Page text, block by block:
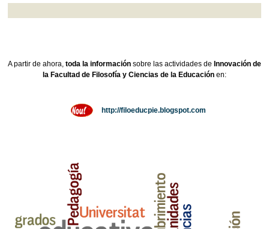
A partir de ahora, toda la información sobre las actividades de Innovación de
la Facultad de Filosofía y Ciencias de la Educación en:
http://filoeducpie.blogspot.com